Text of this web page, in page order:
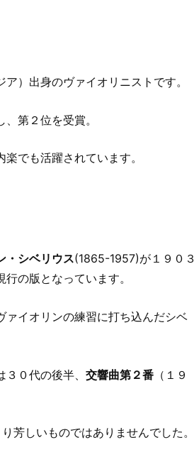
）出身のヴァイオリニストです。
第２位を受賞。
でも活躍されています。
・シベリウス(1865-1957)が１９０３
の版となっています。
ァイオリンの練習に打ち込んだシベ
０代の後半、 交響曲第２番 （１９
芳しいものではありませんでした。